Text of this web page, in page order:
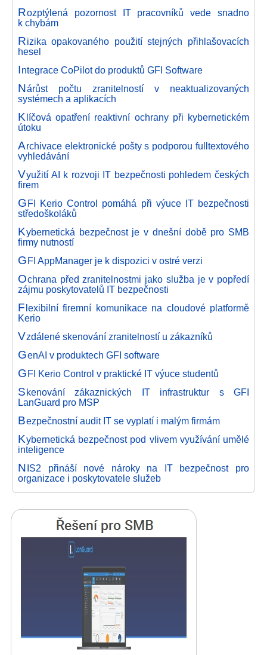
Rozptýlená pozornost IT pracovníků vede snadno
k chybám
Rizika opakovaného použití stejných přihlašovacích
hesel
Integrace CoPilot do produktů GFI Software
Nárůst počtu zranitelností v neaktualizovaných
systémech a aplikacích
Klíčová opatření reaktivní ochrany při kybernetickém
útoku
Archivace elektronické pošty s podporou fulltextového
vyhledávání
Využití AI k rozvoji IT bezpečnosti pohledem českých
firem
GFI Kerio Control pomáhá při výuce IT bezpečnosti
středoškoláků
Kybernetická bezpečnost je v dnešní době pro SMB
firmy nutností
GFI AppManager je k dispozici v ostré verzi
Ochrana před zranitelnostmi jako služba je v popředí
zájmu poskytovatelů IT bezpečnosti
Flexibilní firemní komunikace na cloudové platformě
Kerio
Vzdálené skenování zranitelností u zákazníků
GenAI v produktech GFI software
GFI Kerio Control v praktické IT výuce studentů
Skenování zákaznických IT infrastruktur s GFI
LanGuard pro MSP
Bezpečnostní audit IT se vyplatí i malým firmám
Kybernetická bezpečnost pod vlivem využívání umělé
inteligence
NIS2 přináší nové nároky na IT bezpečnost pro
organizace i poskytovatele služeb